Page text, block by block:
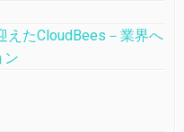
えたCloudBees－業界へ
ン